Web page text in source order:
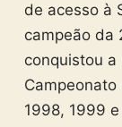
de acesso à
campeão da
conquistou
Campeonato
1998, 1999